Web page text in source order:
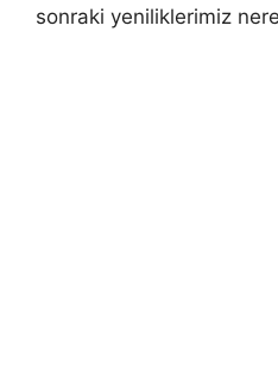
sonraki yeniliklerimiz